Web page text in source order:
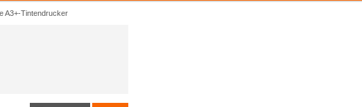
A3+-Tintendrucker